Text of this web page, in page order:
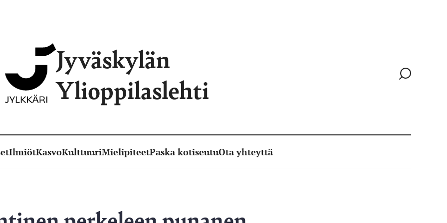
Jyväskylän
Ylioppilaslehti
Siirry
IlmiötKasvoKulttuuriMielipiteetPaska kotiseutuOta yhteyttä